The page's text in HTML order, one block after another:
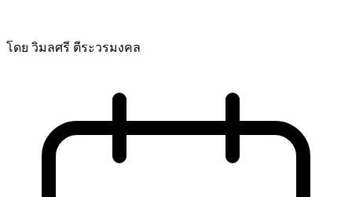
โดย วิมลศรี ตีระวรมงคล